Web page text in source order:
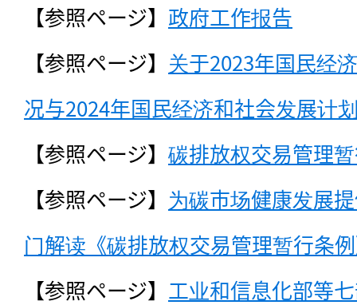
【参照ページ】 政府工作报告
【参照ページ】 关于2023年国民经
况与2024年国民经济和社会发展计
【参照ページ】 碳排放权交易管理
【参照ページ】 为碳市场健康发展
门解读《碳排放权交易管理暂行条
【参照ページ】 工业和信息化部等